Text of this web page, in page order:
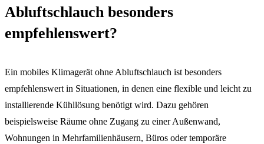
Abluftschlauch besonders
empfehlenswert?
Ein mobiles Klimagerät ohne Abluftschlauch ist besonders
empfehlenswert in Situationen, in denen eine flexible und leicht zu
installierende Kühllösung benötigt wird. Dazu gehören
beispielsweise Räume ohne Zugang zu einer Außenwand,
Wohnungen in Mehrfamilienhäusern, Büros oder temporäre